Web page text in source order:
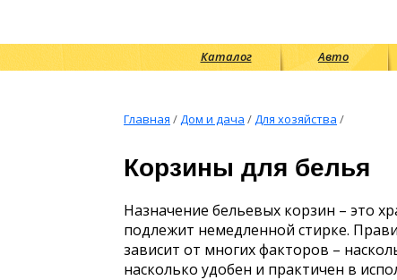
Каталог Авто
Главная /Дом и дача /Для хозяйства /
Корзины для белья
Назначение бельевых корзин – это
подлежит немедленной стирке.
зависит от многих факторов –
насколько удобен и практичен в